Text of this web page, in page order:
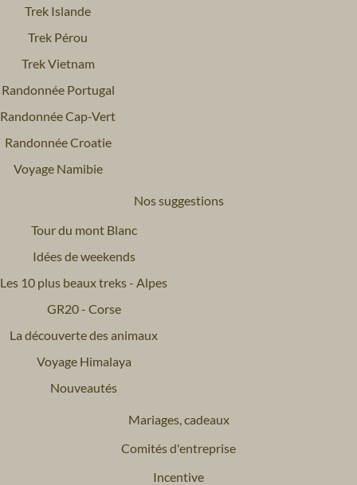
Trek Islande
Trek Pérou
Trek Vietnam
Randonnée Portugal
Randonnée Cap-Vert
Randonnée Croatie
Voyage Namibie
Nos suggestions
Tour du mont Blanc
Idées de weekends
Les 10 plus beaux treks - Alpes
GR20 - Corse
La découverte des animaux
Voyage Himalaya
Nouveautés
Mariages, cadeaux
Comités d'entreprise
Incentive